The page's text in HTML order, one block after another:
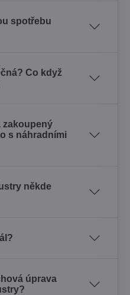
spotřebu
Co když
zakoupený
s náhradními
někde
úprava